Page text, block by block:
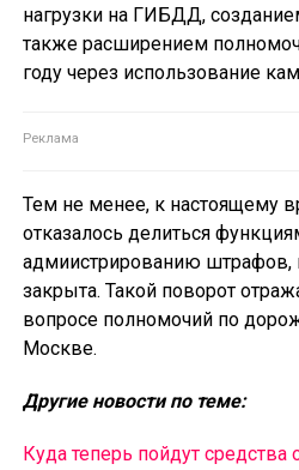
нагрузки на ГИБДД,
также расширением
году через использование
Тем не менее, к настоящему
отказалось делиться
адмиистрированию штрафов,
закрыта. Такой поворот
вопросе полномочий по
Москве.
Другие новости по теме:
Куда теперь пойдут средства